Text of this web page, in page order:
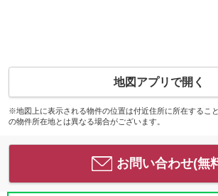
地図アプリで開く
※地図上に表示される物件の位置は付近住所に所在するこ
の物件所在地とは異なる場合がございます。
お問い合わせ(無